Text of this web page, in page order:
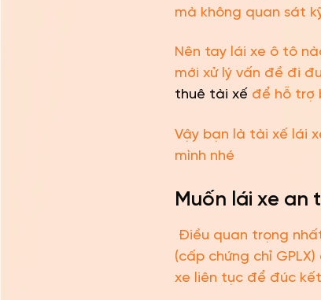
mà không quan sát
Nên tay lái xe ô tô
mới xử lý vấn đề đi
thuê tài xế để hỗ trợ
Vậy bạn là tài xế lái
mình nhé
Muốn lái xe an
Điều quan trọng
(cấp chứng chỉ
xe liên tục để đúc